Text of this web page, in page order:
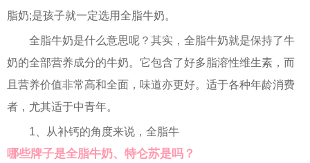
脂奶;是孩子就一定选用全脂牛奶。
全脂牛奶是什么意思呢？其实，全脂牛奶就是保持了牛
奶的全部营养成分的牛奶。它包含了好多脂溶性维生素，而
且营养价值非常高和全面，味道亦更好。适于各种年龄消费
者，尤其适于中青年。
1、从补钙的角度来说，全脂牛
哪些牌子是全脂牛奶、特仑苏是吗？